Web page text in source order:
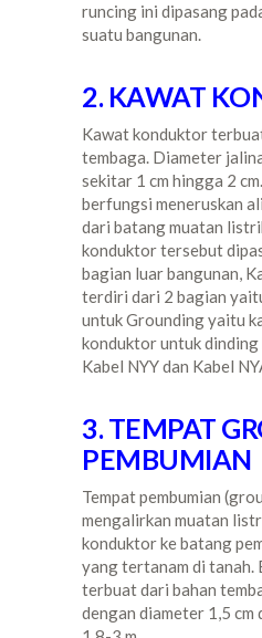
runcing ini dipasang
suatu bangunan.
2. KAWAT
Kawat konduktor
tembaga. Diameter
sekitar 1 cm hingga 2
berfungsi meneruskan
dari batang muatan
konduktor tersebut
bagian luar bangunan,
terdiri dari 2 bagian
untuk Grounding yaitu
konduktor untuk
Kabel NYY dan Kabel
3. TEMPAT
PEMBUMIAN
Tempat pembumian
mengalirkan muatan
konduktor ke batang
yang tertanam di tanah.
terbuat dari bahan
dengan diameter 1,5 cm